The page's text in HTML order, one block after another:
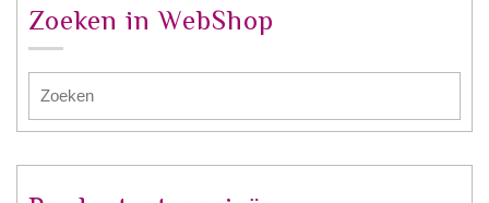
Zoeken in WebShop